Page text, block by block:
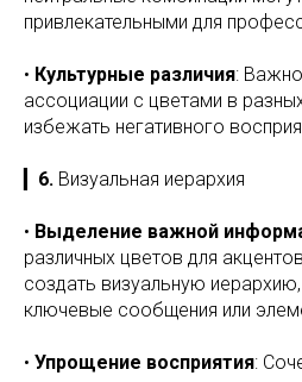
привлекательными для
• Культурные различия:
ассоциации с цветами в
избежать негативного
6. Визуальная иерархия
• Выделение важной
различных цветов для
создать визуальную
ключевые сообщения или
• Упрощение восприятия: